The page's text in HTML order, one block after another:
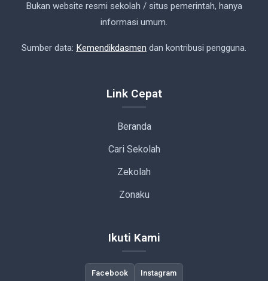
Bukan website resmi sekolah / situs pemerintah, hanya
informasi umum.
Sumber data: Kemendikdasmen dan kontribusi pengguna.
Link Cepat
Beranda
Cari Sekolah
Zekolah
Zonaku
Ikuti Kami
Facebook Instagram